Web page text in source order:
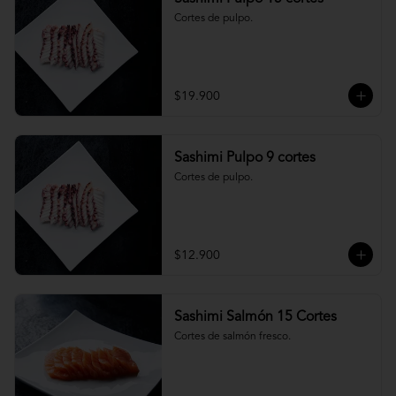
Cortes de pulpo.
$19.900
Sashimi Pulpo 9 cortes
Cortes de pulpo.
$12.900
Sashimi Salmón 15 Cortes
Cortes de salmón fresco.